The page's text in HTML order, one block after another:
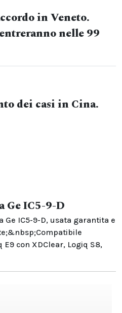
in Veneto.
nelle 99
dei casi in Cina.
Ge IC5-9-D
Ge IC5-9-D, usata garantita e
con XDClear, Logiq S8,